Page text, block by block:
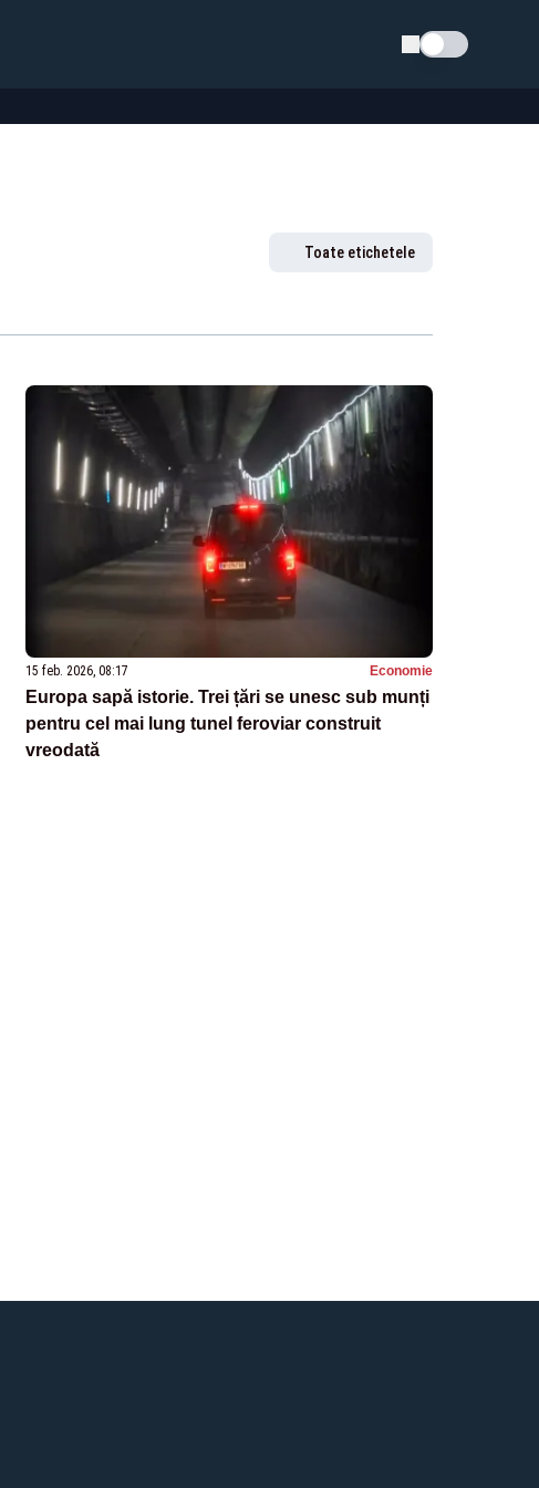
Schimba tema
Toate etichetele
15 feb. 2026, 08:17 Economie
Europa sapă istorie. Trei țări se unesc sub munți
pentru cel mai lung tunel feroviar construit
vreodată